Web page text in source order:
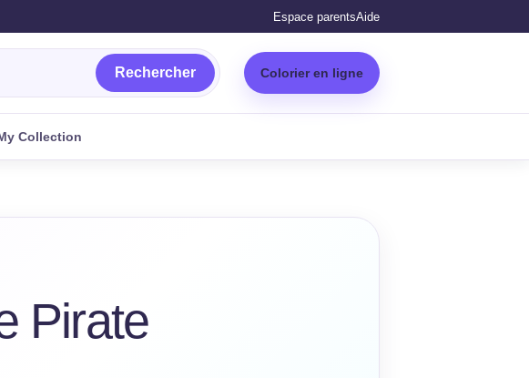
Espace parentsAide
Rechercher Colorier en ligne
Collection
Pirate